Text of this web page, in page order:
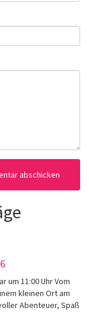
um 11:00 Uhr Vom
kleinen Ort am
Abenteuer, Spaß